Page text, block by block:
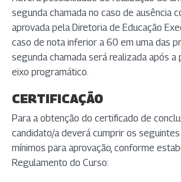
segunda chamada no caso de ausência
aprovada pela Diretoria de Educação
caso de nota inferior a 60 em uma das
segunda chamada será realizada após a
eixo programático.
CERTIFICAÇÃO
Para a obtenção do certificado de
candidato/a deverá cumprir os
mínimos para aprovação, conforme
Regulamento do Curso: